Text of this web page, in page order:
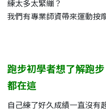
練太多太緊繃？
我們有專業師資帶來運動按
跑步初學者想了解跑
都在這
自己練了好久成績一直沒有